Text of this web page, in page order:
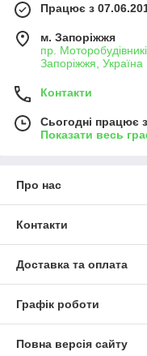
Працює з
м. Запоріжжя
пр.
Запоріжжя, Україна
Контакти
Сьогодні працює
Показати весь
Про нас
Контакти
Доставка та оплата
Графік роботи
Повна версія сайту